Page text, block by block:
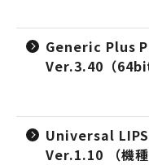
Generic Plus
Ver.3.40（64bit
Universal
Ver.1.10 （機種